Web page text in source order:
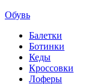
Обувь
Балетки
Ботинки
Кеды
Кроссовки
Лоферы